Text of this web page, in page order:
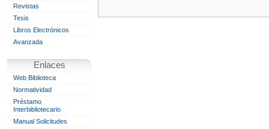
Revistas
Tesis
Libros Electrónicos
Avanzada
Enlaces
Web Biblioteca
Normatividad
Préstamo
Interbibliotecario
Manual Solicitudes